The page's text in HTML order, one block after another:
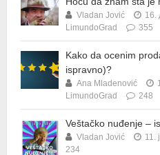
Vladan Jović
16.
LimundoGrad
355
Kako da ocenim
ispravno)?
Ana Mladenović
LimundoGrad
248
Veštačko nuđenje –
Vladan Jović 11.
234